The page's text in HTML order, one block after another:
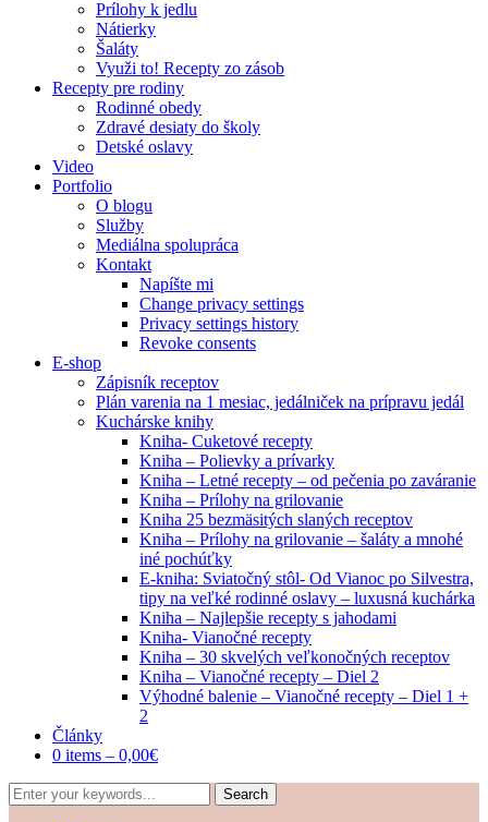
Prílohy k jedlu
Nátierky
Šaláty
Využi to! Recepty zo zásob
Recepty pre rodiny
Rodinné obedy
Zdravé desiaty do školy
Detské oslavy
Video
Portfolio
O blogu
Služby
Mediálna spolupráca
Kontakt
Napíšte mi
Change privacy settings
Privacy settings history
Revoke consents
E-shop
Zápisník receptov
Plán varenia na 1 mesiac, jedálniček na prípravu jedál
Kuchárske knihy
Kniha- Cuketové recepty
Kniha – Polievky a prívarky
Kniha – Letné recepty – od pečenia po zaváranie
Kniha – Prílohy na grilovanie
Kniha 25 bezmäsitých slaných receptov
Kniha – Prílohy na grilovanie – šaláty a mnohé
iné pochúťky
E-kniha: Sviatočný stôl- Od Vianoc po Silvestra,
tipy na veľké rodinné oslavy – luxusná kuchárka
Kniha – Najlepšie recepty s jahodami
Kniha- Vianočné recepty
Kniha – 30 skvelých veľkonočných receptov
Kniha – Vianočné recepty – Diel 2
Výhodné balenie – Vianočné recepty – Diel 1 +
2
Články
0 items – 0,00€